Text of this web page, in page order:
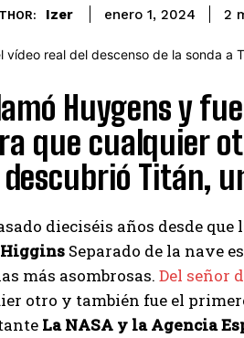
Izer enero 1, 2024 2
Huygens y
que cualquier
Titán,
dieciséis años desde
Higgins Separado de la nave
más asombrosas. Del señor
otro y también fue el
La NASA y la Agencia